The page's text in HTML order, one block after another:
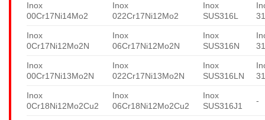
Inox
00Cr17Ni14Mo2
Inox
022Cr17Ni12Mo2
Inox
SUS316L
Inox
0Cr17Ni12Mo2N
Inox
06Cr17Ni12Mo2N
Inox
SUS316N
Inox
00Cr17Ni13Mo2N
Inox
022Cr17Ni13Mo2N
Inox
SUS316LN
Inox
0Cr18Ni12Mo2Cu2
Inox
06Cr18Ni12Mo2Cu2
Inox
SUS316J1
-